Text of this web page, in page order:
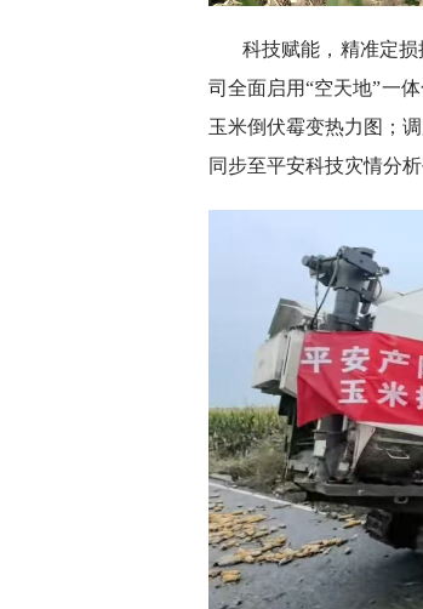
科技赋能，精准定
司全面启用“空天地”一
玉米倒伏霉变热力图；
同步至平安科技灾情分